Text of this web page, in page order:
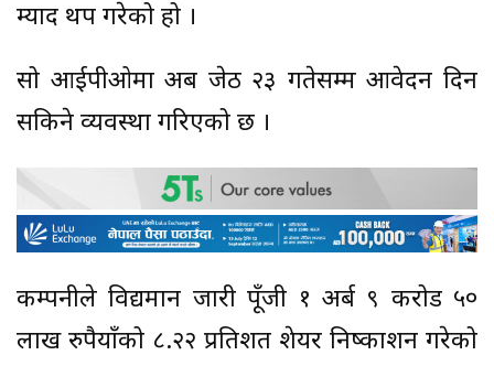
म्याद थप गरेको हो ।
सो आईपीओमा अब जेठ २३ गतेसम्म आवेदन दिन
सकिने व्यवस्था गरिएको छ ।
कम्पनीले विद्यमान जारी पूँजी १ अर्ब ९ करोड ५०
लाख रुपैयाँको ८.२२ प्रतिशत शेयर निष्काशन गरेको